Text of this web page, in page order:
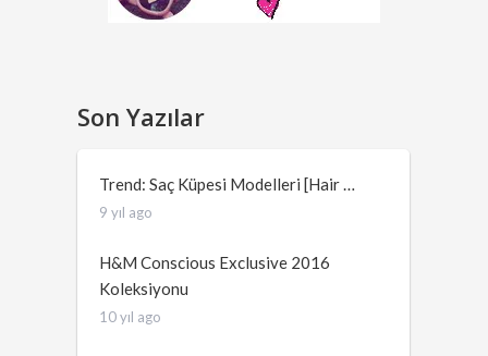
Son Yazılar
Trend: Saç Küpesi Modelleri [Hair …
9 yıl ago
H&M Conscious Exclusive 2016
Koleksiyonu
10 yıl ago